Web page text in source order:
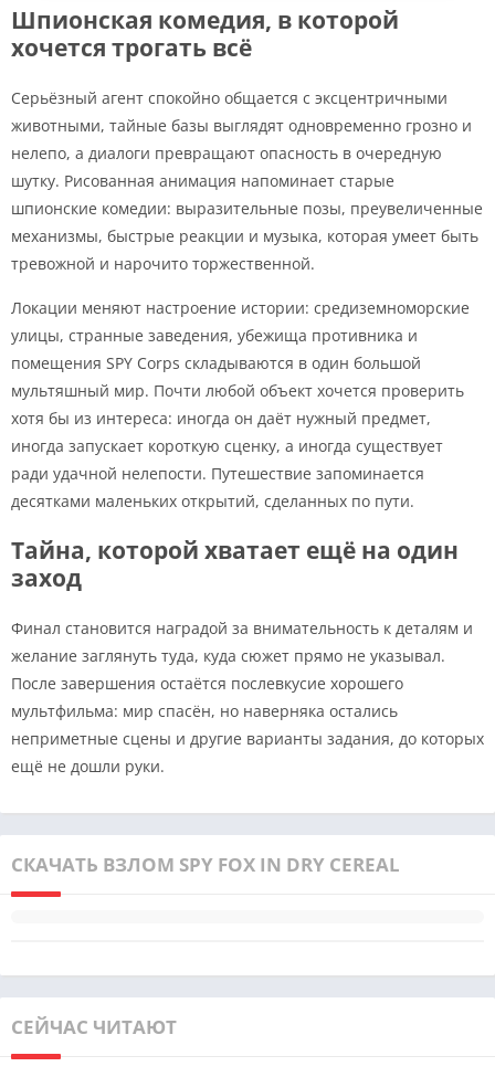
Шпионская комедия, в которой
хочется трогать всё
Серьёзный агент спокойно общается с эксцентричными
животными, тайные базы выглядят одновременно грозно и
нелепо, а диалоги превращают опасность в очередную
шутку. Рисованная анимация напоминает старые
шпионские комедии: выразительные позы, преувеличенные
механизмы, быстрые реакции и музыка, которая умеет быть
тревожной и нарочито торжественной.
Локации меняют настроение истории: средиземноморские
улицы, странные заведения, убежища противника и
помещения SPY Corps складываются в один большой
мультяшный мир. Почти любой объект хочется проверить
хотя бы из интереса: иногда он даёт нужный предмет,
иногда запускает короткую сценку, а иногда существует
ради удачной нелепости. Путешествие запоминается
десятками маленьких открытий, сделанных по пути.
Тайна, которой хватает ещё на один
заход
Финал становится наградой за внимательность к деталям и
желание заглянуть туда, куда сюжет прямо не указывал.
После завершения остаётся послевкусие хорошего
мультфильма: мир спасён, но наверняка остались
неприметные сцены и другие варианты задания, до которых
ещё не дошли руки.
СКАЧАТЬ ВЗЛОМ SPY FOX IN DRY CEREAL
СЕЙЧАС ЧИТАЮТ